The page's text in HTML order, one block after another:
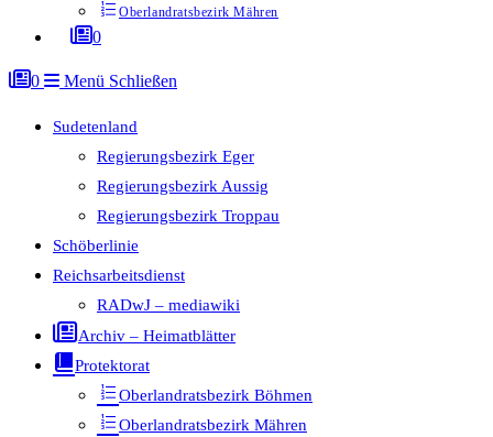
Oberlandratsbezirk Mähren
0
0 Menü Schließen
Sudetenland
Regierungsbezirk Eger
Regierungsbezirk Aussig
Regierungsbezirk Troppau
Schöberlinie
Reichsarbeitsdienst
RADwJ – mediawiki
Archiv – Heimatblätter
Protektorat
Oberlandratsbezirk Böhmen
Oberlandratsbezirk Mähren